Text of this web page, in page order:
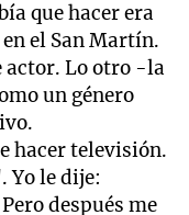
que hacer era
el San Martín.
actor. Lo otro -la
un género
hacer televisión.
Yo le dije:
después me